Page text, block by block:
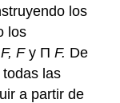
los
los
F, Fy ΠF. De
las
a partir de